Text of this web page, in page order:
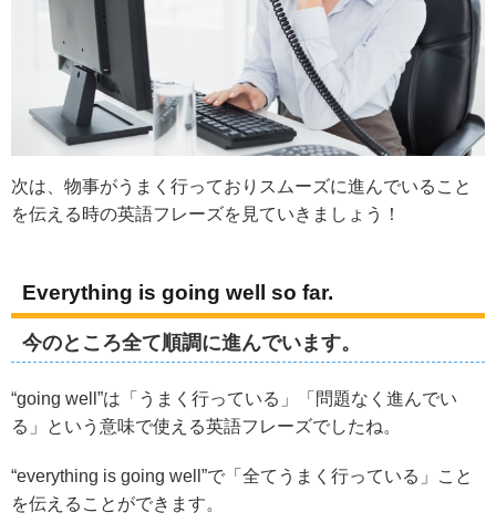
次は、物事がうまく行っておりスムーズに進んでいること
を伝える時の英語フレーズを見ていきましょう！
Everything is going well so far.
今のところ全て順調に進んでいます。
“going well”は「うまく行っている」「問題なく進んでい
る」という意味で使える英語フレーズでしたね。
“everything is going well”で「全てうまく行っている」こと
を伝えることができます。